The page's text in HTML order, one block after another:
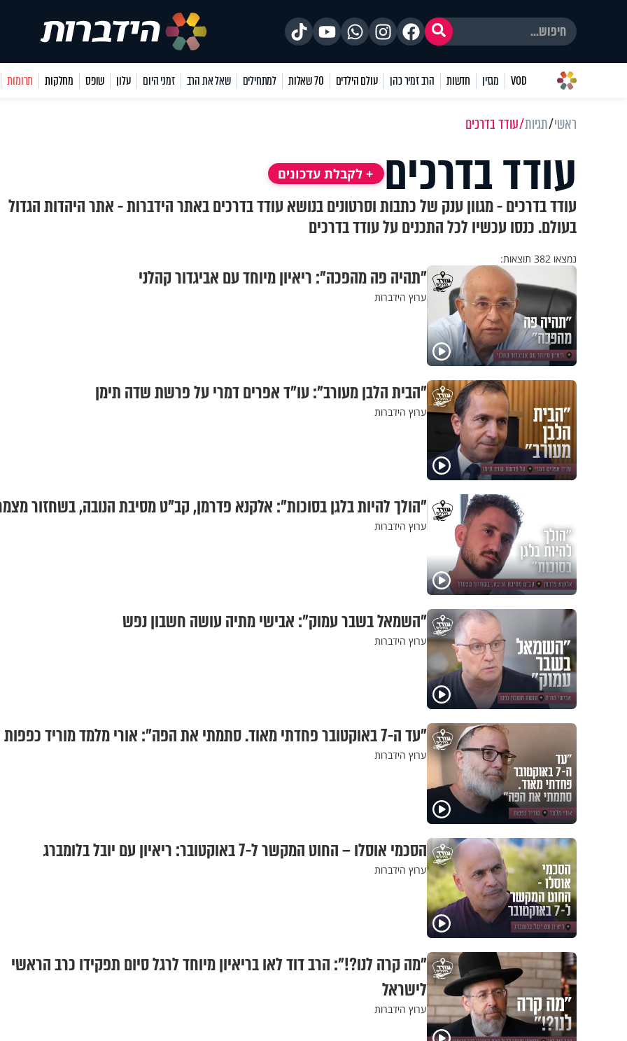
VOD מגזין חדשות הרב זמיר כהן עולם הילדים 70 שאלות למתחילים שאל את הרב זמני היום עלון שופס מחלקות תרומות
ראשי תגיות עודד בדרכים
עודד בדרכים + לקבלת עדכונים
עודד בדרכים - מגוון ענק של כתבות וסרטונים בנושא עודד בדרכים באתר הידברות - אתר היהדות הגדול
בעולם. כנסו עכשיו לכל התכנים על עודד בדרכים
נמצאו 382 תוצאות:
"תהיה פה מהפכה": ריאיון מיוחד עם אביגדור קהלני
ערוץ הידברות
"הבית הלבן מעורב": עו"ד אפרים דמרי על פרשת שדה תימן
ערוץ הידברות
"הולך להיות בלגן בסוכות": אלקנא פדרמן, קב"ט מסיבת הנובה, בשחזור
ערוץ הידברות
"השמאל בשבר עמוק": אבישי מתיה עושה חשבון נפש
ערוץ הידברות
"עד ה-7 באוקטובר פחדתי מאוד. סתמתי את הפה": אורי מלמד מוריד כפפות
ערוץ הידברות
הסכמי אוסלו – החוט המקשר ל-7 באוקטובר: ריאיון עם יובל בלומברג
ערוץ הידברות
"מה קרה לנו?!": הרב דוד לאו בריאיון מיוחד לרגל סיום תפקידו כרב הראשי
לישראל
ערוץ הידברות